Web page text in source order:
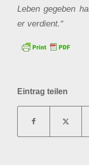
Leben gegeben
er verdient.“
Eintrag teilen